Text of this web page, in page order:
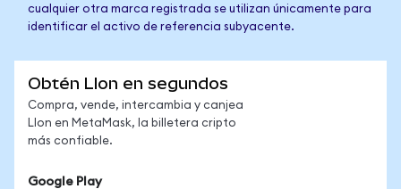
cualquier otra marca registrada se utilizan únicamente para
identificar el activo de referencia subyacente.
Obtén LIon en segundos
Compra, vende, intercambia y canjea
LIon en MetaMask, la billetera cripto
más confiable.
Google Play